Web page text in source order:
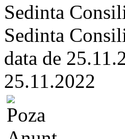
Sedinta
Sedinta
data de